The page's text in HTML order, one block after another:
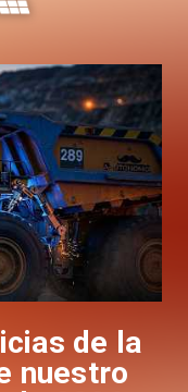
de la
nuestro